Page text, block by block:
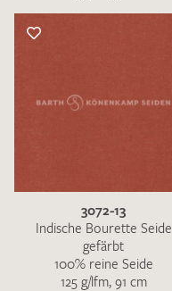
3072-13
Indische Bourette Seide
gefärbt
100% reine Seide
125 g/lfm, 91 cm